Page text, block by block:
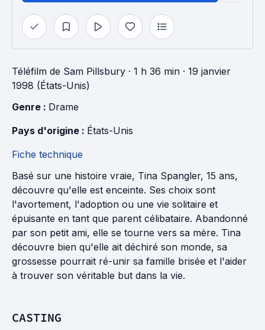
Téléfilm de Sam Pillsbury · 1 h 36 min · 19 janvier
1998 (États-Unis)
Genre : Drame
Pays d'origine : États-Unis
Fiche technique
Basé sur une histoire vraie, Tina Spangler, 15 ans,
découvre qu'elle est enceinte. Ses choix sont
l'avortement, l'adoption ou une vie solitaire et
épuisante en tant que parent célibataire. Abandonné
par son petit ami, elle se tourne vers sa mère. Tina
découvre bien qu'elle ait déchiré son monde, sa
grossesse pourrait ré-unir sa famille brisée et l'aider
à trouver son véritable but dans la vie.
CASTING